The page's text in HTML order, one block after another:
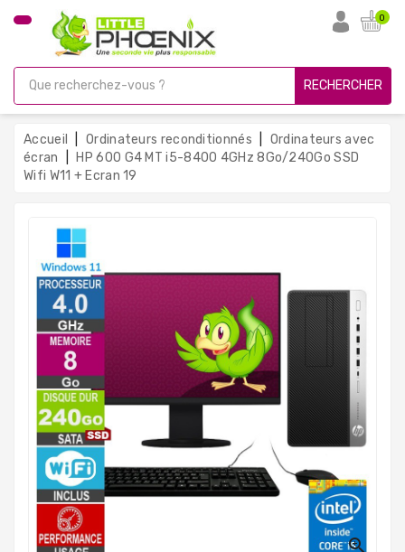
CATÉGORIE
Gamer
Unités
Centrales
Reconditionnées
Ordinateurs
Portables
Mesure
Tout-
0
RECHERCHER
Accueil Ordinateurs reconditionnés
Ordinateurs avec
écran
HP 600 G4 MT i5-8400 4GHz 8Go/240Go SSD
Wifi W11 + Ecran 19
